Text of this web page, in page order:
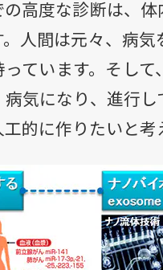
高度な診断は、
人間は元々、病
ています。そし
気になり、進行
的に作りたいと考